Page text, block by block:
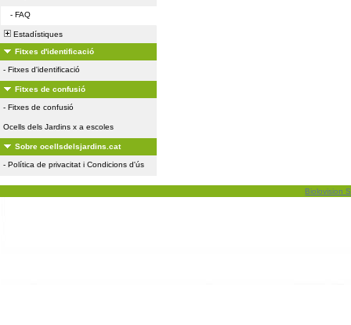
- FAQ
Estadístiques
Fitxes d'identificació
- Fitxes d'identificació
Fitxes de confusió
- Fitxes de confusió
Ocells dels Jardins x a escoles
Sobre ocellsdelsjardins.cat
- Política de privacitat i Condicions d'ús
Biolovision